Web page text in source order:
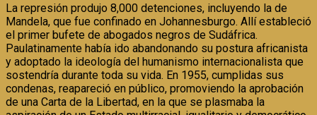
La represión produjo 8,000 detenciones, incluyendo la de
Mandela, que fue confinado en Johannesburgo. Allí estableció
el primer bufete de abogados negros de Sudáfrica.
Paulatinamente había ido abandonando su postura africanista
y adoptado la ideología del humanismo internacionalista que
sostendría durante toda su vida. En 1955, cumplidas sus
condenas, reapareció en público, promoviendo la aprobación
de una Carta de la Libertad, en la que se plasmaba la